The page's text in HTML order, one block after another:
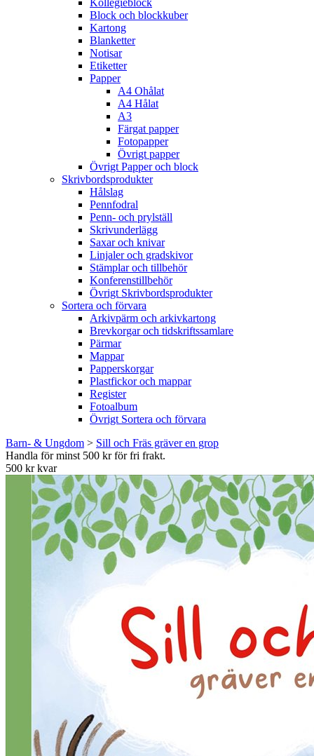
Kollegieblock
Block och blockkuber
Kartong
Blanketter
Notisar
Etiketter
Papper
A4 Ohålat
A4 Hålat
A3
Färgat papper
Fotopapper
Övrigt papper
Övrigt Papper och block
Skrivbordsprodukter
Hålslag
Pennfodral
Penn- och prylställ
Skrivunderlägg
Saxar och knivar
Linjaler och gradskivor
Stämplar och tillbehör
Konferenstillbehör
Övrigt Skrivbordsprodukter
Sortera och förvara
Arkivpärm och arkivkartong
Brevkorgar och tidskriftssamlare
Pärmar
Mappar
Papperskorgar
Plastfickor och mappar
Register
Fotoalbum
Övrigt Sortera och förvara
Barn- & Ungdom > Sill och Fräs gräver en grop
Handla för minst 500 kr för fri frakt.
500 kr kvar